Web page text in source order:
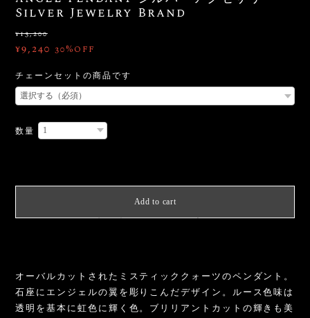
Silver Jewelry Brand
¥13,200
¥9,240 30%OFF
チェーンセットの商品です
数量
Add to cart
オーバルカットされたミスティッククォーツのペンダント。
石座にエンジェルの翼を彫りこんだデザイン。ルース色味は
透明を基本に虹色に輝く色。ブリリアントカットの輝きも美